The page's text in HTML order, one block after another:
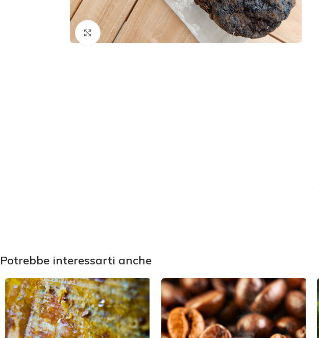
Click to enlarge
Potrebbe interessarti anche